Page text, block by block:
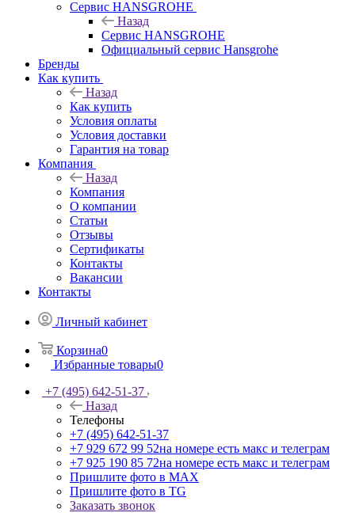
Сервис HANSGROHE
Назад
Сервис HANSGROHE
Официальный сервис Hansgrohe
Бренды
Как купить
Назад
Как купить
Условия оплаты
Условия доставки
Гарантия на товар
Компания
Назад
Компания
О компании
Статьи
Отзывы
Сертификаты
Контакты
Вакансии
Контакты
Личный кабинет
Корзина0
Избранные товары0
+7 (495) 642-51-37
Назад
Телефоны
+7 (495) 642-51-37
+7 929 672 99 52на номере есть макс и телеграм
+7 925 190 85 72на номере есть макс и телеграм
Пришлите фото в MAX
Пришлите фото в TG
Заказать звонок